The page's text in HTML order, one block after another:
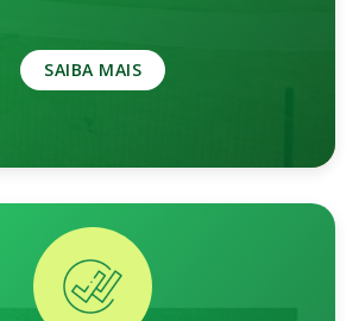
SAIBA MAIS